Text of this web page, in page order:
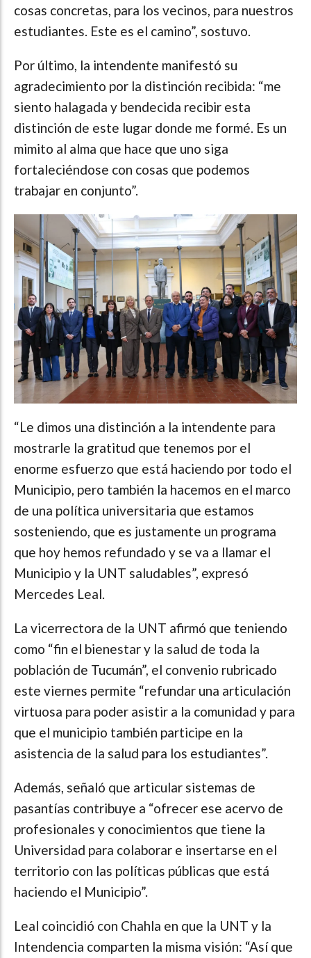
cosas concretas, para los vecinos, para nuestros
estudiantes. Este es el camino”, sostuvo.
Por último, la intendente manifestó su
agradecimiento por la distinción recibida: “me
siento halagada y bendecida recibir esta
distinción de este lugar donde me formé. Es un
mimito al alma que hace que uno siga
fortaleciéndose con cosas que podemos
trabajar en conjunto”.
“Le dimos una distinción a la intendente para
mostrarle la gratitud que tenemos por el
enorme esfuerzo que está haciendo por todo el
Municipio, pero también la hacemos en el marco
de una política universitaria que estamos
sosteniendo, que es justamente un programa
que hoy hemos refundado y se va a llamar el
Municipio y la UNT saludables”, expresó
Mercedes Leal.
La vicerrectora de la UNT afirmó que teniendo
como “fin el bienestar y la salud de toda la
población de Tucumán”, el convenio rubricado
este viernes permite “refundar una articulación
virtuosa para poder asistir a la comunidad y para
que el municipio también participe en la
asistencia de la salud para los estudiantes”.
Además, señaló que articular sistemas de
pasantías contribuye a “ofrecer ese acervo de
profesionales y conocimientos que tiene la
Universidad para colaborar e insertarse en el
territorio con las políticas públicas que está
haciendo el Municipio”.
Leal coincidió con Chahla en que la UNT y la
Intendencia comparten la misma visión: “Así que